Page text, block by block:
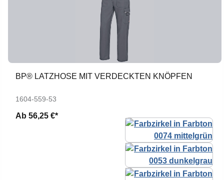
BP® LATZHOSE MIT VERDECKTEN KNÖPFEN
1604-559-53
Ab 56,25 €*